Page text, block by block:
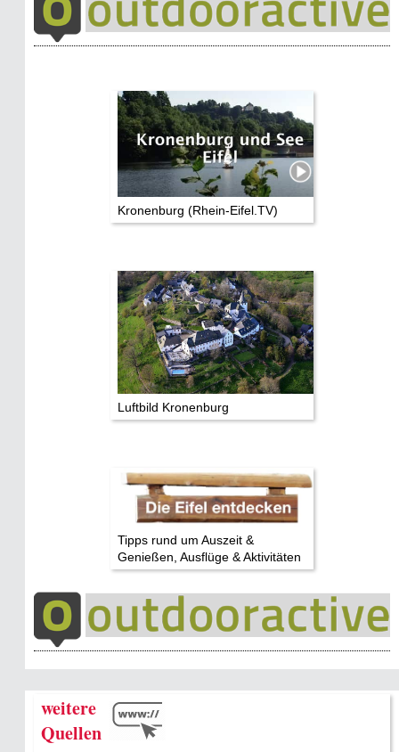
Kronenburg (Rhein-Eifel.TV)
Luftbild Kronenburg
Tipps rund um Auszeit &
Genießen, Ausflüge & Aktivitäten
weitere
Quellen